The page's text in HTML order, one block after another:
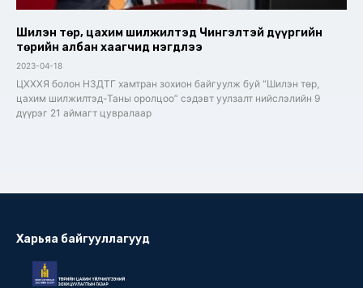
Шилэн төр, цахим шилжилтэд Чингэлтэй дүүргийн
төрийн албан хаагчид нэгдлээ
2023-04-18
ЦХХХЯ болон НЗДТГ хамтран зохион байгуулж буй “Шилэн төр,
цахим шилжилтэд-Таны оролцоо” сэдэвт уулзалт нийслэлийн 9
дүүрэг 21 аймагт цувралаар
Харьяа байгууллагууд